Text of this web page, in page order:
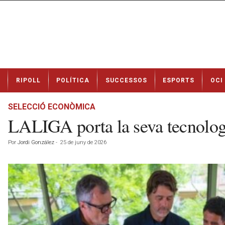
t
RIPOLL POLÍTICA SUCCESSOS ESPORTS OCI
SELECCIÓ ECONÒMICA
LALIGA porta la seva
Por Jordi González - 25 de juny de 2026